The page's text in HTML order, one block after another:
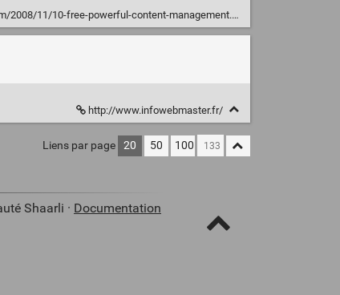
11/10-free-powerful-content-management.html
http://www.infowebmaster.fr/
Liens par page 20 50 100
Shaarli · Documentation